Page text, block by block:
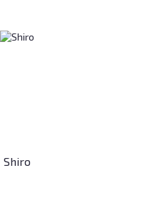
Shiro